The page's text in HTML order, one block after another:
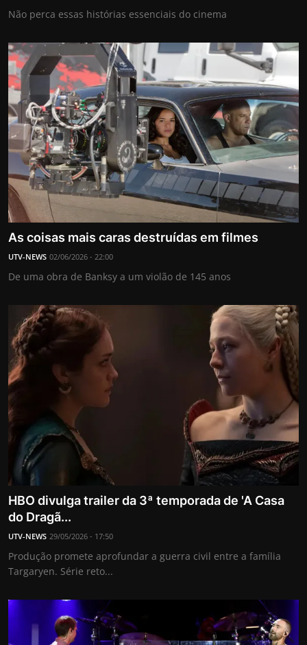
Não perca essas histórias essenciais do cinema
As coisas mais caras destruídas em filmes
UTV-NEWS 02/06/2026 - 22:00
De uma obra de Banksy a um violão de 145 anos
HBO divulga trailer da 3ª temporada de 'A Casa
do Dragã...
UTV-NEWS 29/05/2026 - 17:50
Produção promete aprofundar a guerra civil entre a família
Targaryen. Série reto...